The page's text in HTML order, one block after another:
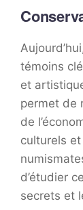
témoins
et
permet de
de
culturels et
d’étudier
secrets et